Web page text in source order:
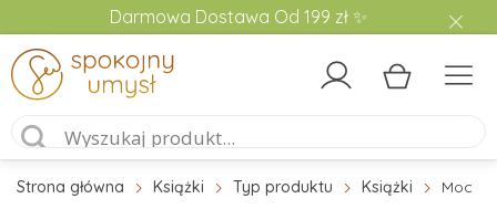
Darmowa Dostawa Od 199 zł ✨
Strona główna Książki Typ produktu Książki
Moc